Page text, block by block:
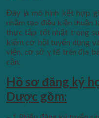
Đây là mô hình kết hợp
nhằm tạo điều kiện thuận
thực tập tốt nhất trong
kiếm cơ hội tuyển dụng
viện, cơ sở y tế trên địa
cận.
Hồ sơ đăng ký
Dược gồm: